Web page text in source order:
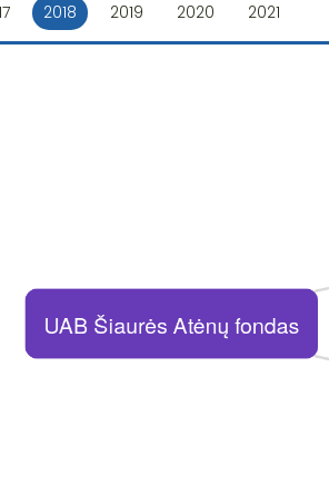
2018 2019 2020 2021